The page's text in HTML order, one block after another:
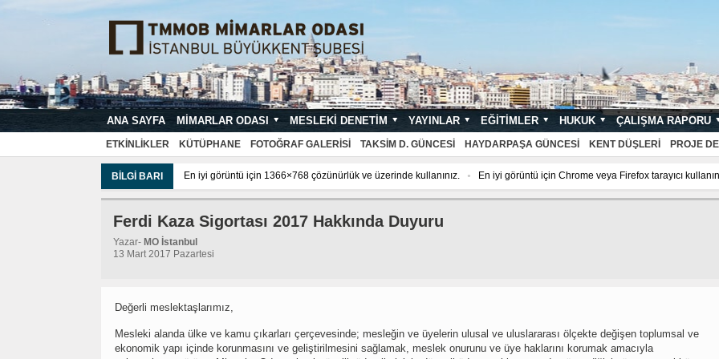
ANA SAYFA MIMARLAR ODASI MESLEKI DENETIM YAYINLAR EĞITIMLER HUKUK ÇALIŞMA RAPORU
ETKINLIKLER KÜTÜPHANE FOTOĞRAF GALERISI TAKSIM D. GÜNCESI HAYDARPAŞA GÜNCESI KENT DÜŞLERI PROJE
BILGI BARI En iyi görüntü için 1366×768 çözünürlük ve üzerinde kullanınız. En iyi görüntü için Chrome veya Firefox tarayıcı
Ferdi Kaza Sigortası 2017 Hakkında Duyuru
Yazar- MO İstanbul
13 Mart 2017 Pazartesi
Değerli meslektaşlarımız,
Mesleki alanda ülke ve kamu çıkarları çerçevesinde; mesleğin ve üyelerin ulusal ve uluslararası ölçekte değişen toplumsal ve
ekonomik yapı içinde korunmasını ve geliştirilmesini sağlamak, meslek onurunu ve üye haklarını korumak amacıyla